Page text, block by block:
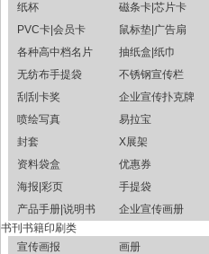
纸杯
磁条卡|芯片卡
PVC卡|会员卡
鼠标垫|广告扇
各种高中档名片
抽纸盒|纸巾
无纺布手提袋
不锈钢宣传栏
刮刮卡奖
企业宣传扑克牌
喷绘写真
易拉宝
封套
X展架
资料袋盒
优惠券
海报|彩页
手提袋
产品手册|说明书
企业宣传画册
书刊书籍印刷类
宣传画报
画册